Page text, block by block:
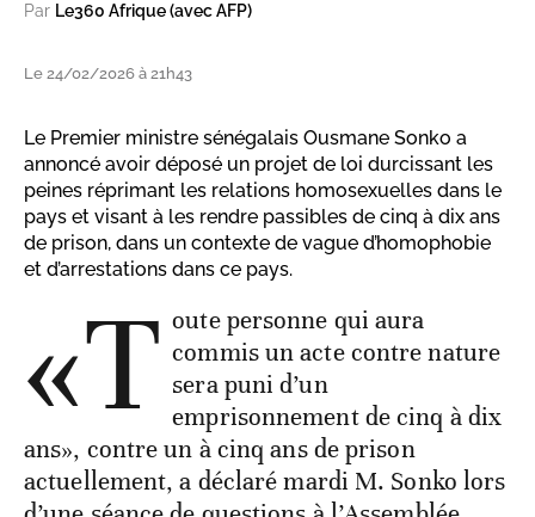
Par Le360 Afrique (avec AFP)
Le 24/02/2026 à 21h43
Le Premier ministre sénégalais Ousmane Sonko a
annoncé avoir déposé un projet de loi durcissant les
peines réprimant les relations homosexuelles dans le
pays et visant à les rendre passibles de cinq à dix ans
de prison, dans un contexte de vague d’homophobie
et d’arrestations dans ce pays.
«T oute personne qui aura
commis un acte contre nature
sera puni d’un
emprisonnement de cinq à dix
ans», contre un à cinq ans de prison
actuellement, a déclaré mardi M. Sonko lors